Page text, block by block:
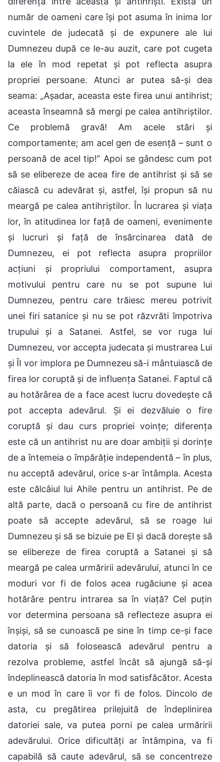
număr de oameni care își pot asuma în inima lor
cuvintele de judecată și de expunere ale lui
Dumnezeu după ce le-au auzit, care pot cugeta
la ele în mod repetat și pot reflecta asupra
propriei persoane. Atunci ar putea să-și dea
seama: „Așadar, aceasta este firea unui antihrist;
aceasta înseamnă să mergi pe calea antihriștilor.
Ce problemă gravă! Am acele stări și
comportamente; am acel gen de esență – sunt o
persoană de acel tip!” Apoi se gândesc cum pot
să se elibereze de acea fire de antihrist și să se
căiască cu adevărat și, astfel, își propun să nu
meargă pe calea antihriștilor. În lucrarea și viața
lor, în atitudinea lor față de oameni, evenimente
și lucruri și față de însărcinarea dată de
Dumnezeu, ei pot reflecta asupra propriilor
acțiuni și propriului comportament, asupra
motivului pentru care nu se pot supune lui
Dumnezeu, pentru care trăiesc mereu potrivit
unei firi satanice și nu se pot răzvrăti împotriva
trupului și a Satanei. Astfel, se vor ruga lui
Dumnezeu, vor accepta judecata și mustrarea Lui
și Îl vor implora pe Dumnezeu să-i mântuiască de
firea lor coruptă și de influența Satanei. Faptul că
au hotărârea de a face acest lucru dovedește că
pot accepta adevărul. Și ei dezvăluie o fire
coruptă și dau curs propriei voințe; diferența
este că un antihrist nu are doar ambiții și dorințe
de a întemeia o împărăție independentă – în plus,
nu acceptă adevărul, orice s-ar întâmpla. Acesta
este călcâiul lui Ahile pentru un antihrist. Pe de
altă parte, dacă o persoană cu fire de antihrist
poate să accepte adevărul, să se roage lui
Dumnezeu și să se bizuie pe El și dacă dorește să
se elibereze de firea coruptă a Satanei și să
meargă pe calea urmăririi adevărului, atunci în ce
moduri vor fi de folos acea rugăciune și acea
hotărâre pentru intrarea sa în viață? Cel puțin
vor determina persoana să reflecteze asupra ei
înșiși, să se cunoască pe sine în timp ce-și face
datoria și să folosească adevărul pentru a
rezolva probleme, astfel încât să ajungă să-și
îndeplinească datoria în mod satisfăcător. Acesta
e un mod în care îi vor fi de folos. Dincolo de
asta, cu pregătirea prilejuită de îndeplinirea
datoriei sale, va putea porni pe calea urmăririi
adevărului. Orice dificultăți ar întâmpina, va fi
capabilă să caute adevărul, să se concentreze